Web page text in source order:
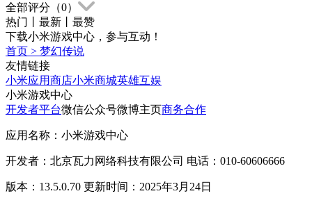
全部评分（0）
热门
最新
最赞
下载小米游戏中心，参与互动！
首页 > 梦幻传说
友情链接
小米应用商店小米商城英雄互娱
小米游戏中心
开发者平台微信公众号微博主页商务合作
应用名称：小米游戏中心
开发者：北京瓦力网络科技有限公司 电话：010-60606666
版本：13.5.0.70 更新时间：2025年3月24日